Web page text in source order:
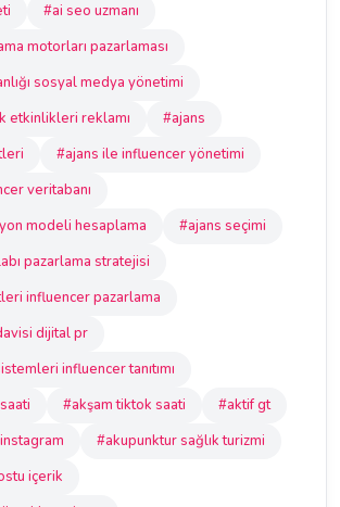
#ai seo uzmanı
motorları pazarlaması
sosyal medya yönetimi
etkinlikleri reklamı
#ajans
#ajans ile influencer yönetimi
veritabanı
modeli hesaplama
#ajans seçimi
pazarlama stratejisi
influencer pazarlama
dijital pr
influencer tanıtımı
#akşam tiktok saati
#aktif gt
#akupunktur sağlık turizmi
içerik